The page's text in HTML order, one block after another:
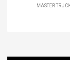
MASTER